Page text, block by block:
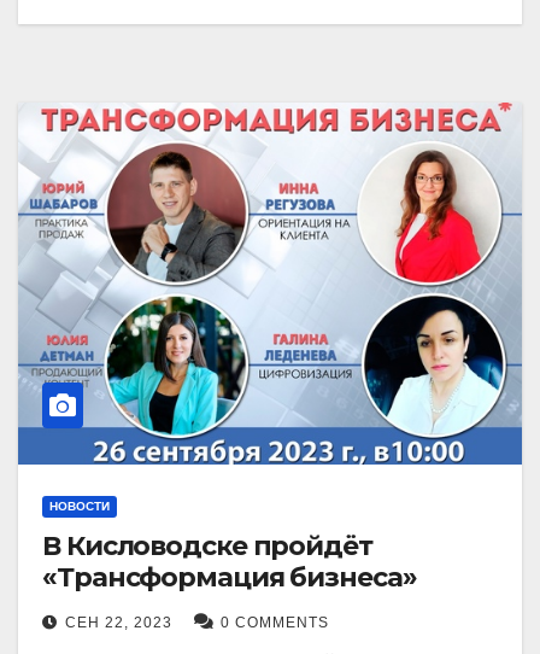
НОВОСТИ
В Кисловодске пройдёт
«Трансформация бизнеса»
СЕН 22, 2023 0 COMMENTS